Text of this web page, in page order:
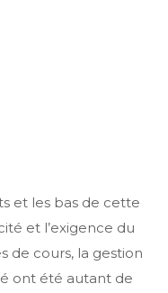
et les bas de cette
et l’exigence du
de cours, la gestion
ont été autant de